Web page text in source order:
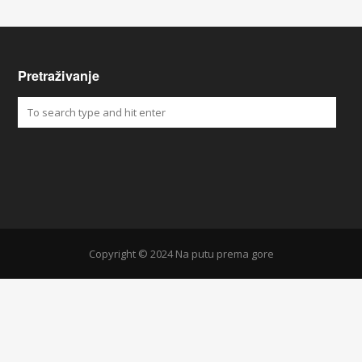
Pretraživanje
Copyright © 2024 Na putu prema gore